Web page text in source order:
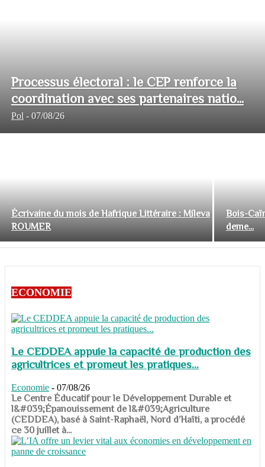
Processus électoral : le CEP renforce la
coordination avec ses partenaires natio...
Pol - 07/08/26
Écrivaine du mois de Hafrique Littéraire : Mileva
ROUMER
Bois-
deme...
ECONOMIE
Le CEDDEA appuie la capacité de production des
agricultrices et promeut les pratiques...
Economie - 07/08/26
​​​​​​​Le Centre Éducatif pour le Développement Durable et
l&#039;Épanouissement de l&#039;Agriculture
(CEDDEA), basé à Saint-Raphaël, Nord d’Haïti, a procédé
ce 30 juillet à...